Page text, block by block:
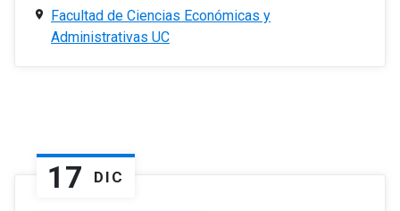
Facultad de Ciencias Económicas y
Administrativas UC
17 DIC